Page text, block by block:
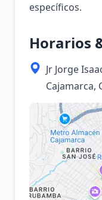
específicos.
Horarios
Jr Jorge
Cajamarca,